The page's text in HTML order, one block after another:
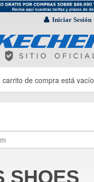
Iniciar Sesión
carrito de compra está vacío
SHOES